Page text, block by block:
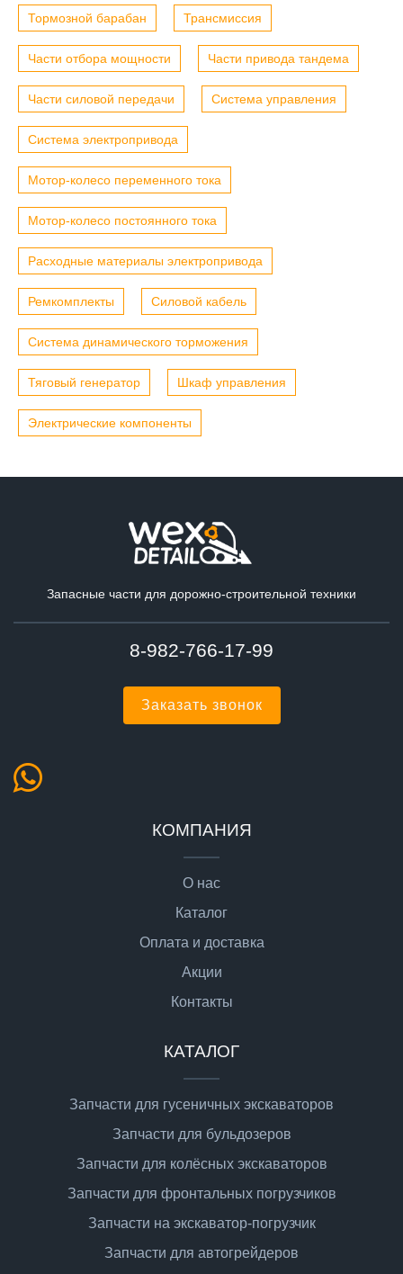
Тормозной барабан Трансмиссия
Части отбора мощности Части привода тандема
Части силовой передачи Система управления
Система электропривода
Мотор-колесо переменного тока
Мотор-колесо постоянного тока
Расходные материалы электропривода
Ремкомплекты Силовой кабель
Система динамического торможения
Тяговый генератор Шкаф управления
Электрические компоненты
Запасные части для дорожно-строительной техники
8-982-766-17-99
Заказать звонок
КОМПАНИЯ
О нас
Каталог
Оплата и доставка
Акции
Контакты
КАТАЛОГ
Запчасти для гусеничных экскаваторов
Запчасти для бульдозеров
Запчасти для колёсных экскаваторов
Запчасти для фронтальных погрузчиков
Запчасти на экскаватор-погрузчик
Запчасти для автогрейдеров